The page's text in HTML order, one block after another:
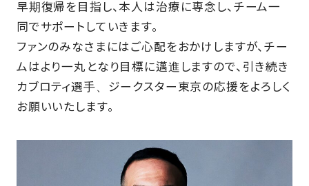
CSR
SCHOOL
PARTNERS
早期復帰を目指し、本人は治療に専念し、チーム一
同でサポートしていきます。
ファンのみなさまにはご心配をおかけしますが、チー
ムはより一丸となり目標に邁進しますので、引き続き
カブロティ選手、ジークスター東京の応援をよろしく
お願いいたします。